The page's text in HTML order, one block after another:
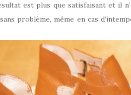
est plus que satisfaisant et il
problème, même en cas